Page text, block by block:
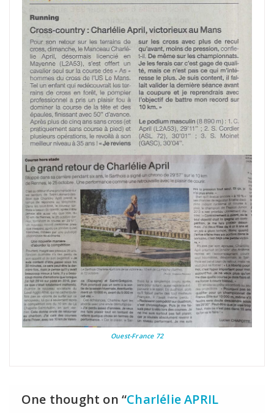
Ouest-France 72
One thought on “Charlélie APRIL